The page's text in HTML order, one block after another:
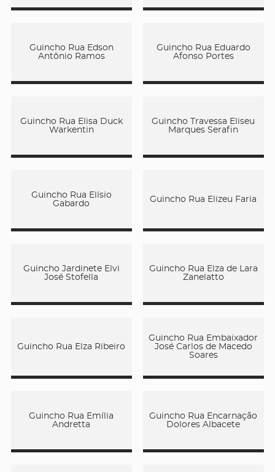
Guincho Rua Edson
Antônio Ramos
Guincho Rua Eduardo
Afonso Portes
Guincho Rua Elisa Duck
Warkentin
Guincho Travessa Eliseu
Marques Serafin
Guincho Rua Elísio
Gabardo
Guincho Rua Elizeu Faria
Guincho Jardinete Elvi
José Stofella
Guincho Rua Elza de Lara
Zanelatto
Guincho Rua Elza Ribeiro
Guincho Rua Embaixador
José Carlos de Macedo
Soares
Guincho Rua Emília
Andretta
Guincho Rua Encarnação
Dolores Albacete